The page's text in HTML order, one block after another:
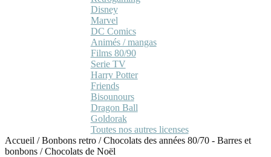
Disney
Marvel
DC Comics
Animés / mangas
Films 80/90
Serie TV
Harry Potter
Friends
Bisounours
Dragon Ball
Goldorak
Toutes nos autres licenses
Accueil /Bonbons retro /Chocolats des années 80/70 - Barres et
bonbons /Chocolats de Noël